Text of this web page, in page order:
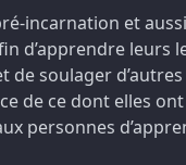
incarnation et
d’apprendre leurs
soulager
de ce dont elles
personnes